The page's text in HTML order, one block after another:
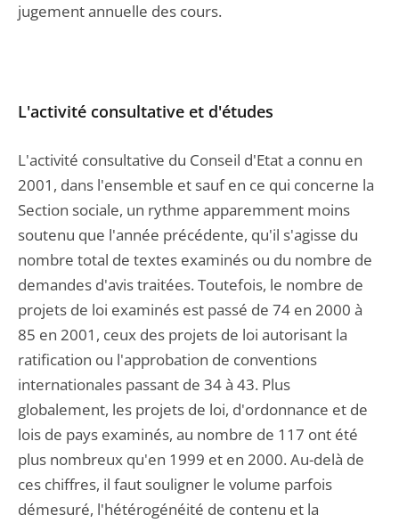
jugement annuelle des cours.
L'activité consultative et d'études
L'activité consultative du Conseil d'Etat a connu en
2001, dans l'ensemble et sauf en ce qui concerne la
Section sociale, un rythme apparemment moins
soutenu que l'année précédente, qu'il s'agisse du
nombre total de textes examinés ou du nombre de
demandes d'avis traitées. Toutefois, le nombre de
projets de loi examinés est passé de 74 en 2000 à
85 en 2001, ceux des projets de loi autorisant la
ratification ou l'approbation de conventions
internationales passant de 34 à 43. Plus
globalement, les projets de loi, d'ordonnance et de
lois de pays examinés, au nombre de 117 ont été
plus nombreux qu'en 1999 et en 2000. Au-delà de
ces chiffres, il faut souligner le volume parfois
démesuré, l'hétérogénéité de contenu et la